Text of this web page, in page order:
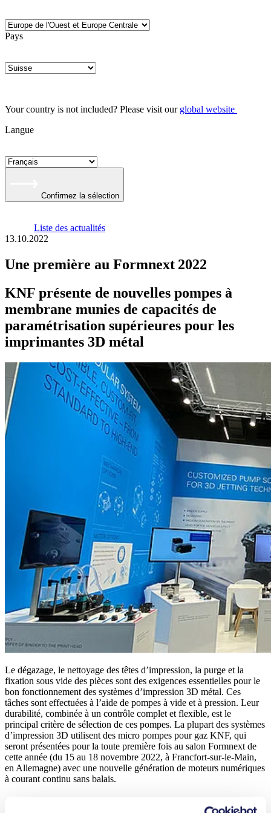
Pays
Your country is not included? Please visit our global website
Langue
Confirmez la sélection
Liste des actualités
13.10.2022
Une première au Formnext 2022
KNF présente de nouvelles pompes à
membrane munies de capacités de
paramétrisation supérieures pour les
imprimantes 3D métal
Le dégazage, le nettoyage des têtes d’impression, la purge et la
fixation sous vide des pièces sont des exigences essentielles pour le
bon fonctionnement des systèmes d’impression 3D métal. Ces
tâches sont effectuées à l’aide de pompes à vide et à pression. Leur
durabilité, combinée à un contrôle complet et flexible, est le
principal critère de sélection de ces pompes. La plupart des systèmes
d’impression 3D utilisent des micro pompes pour gaz KNF, qui
seront présentées pour la toute première fois au salon Formnext de
cette année (du 15 au 18 novembre 2022, à Francfort-sur-le-Main,
en Allemagne) avec une nouvelle génération de moteurs numériques
à courant continu sans balais.
Moteur BLDC nouvellement développé